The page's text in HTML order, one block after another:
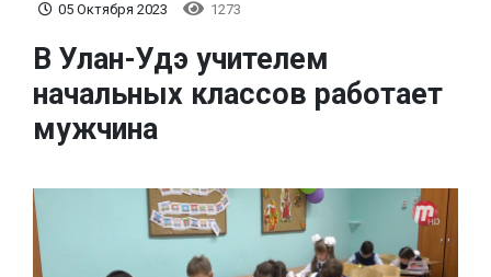
05 Октября 2023 1273
В Улан-Удэ учителем
начальных классов работает
мужчина